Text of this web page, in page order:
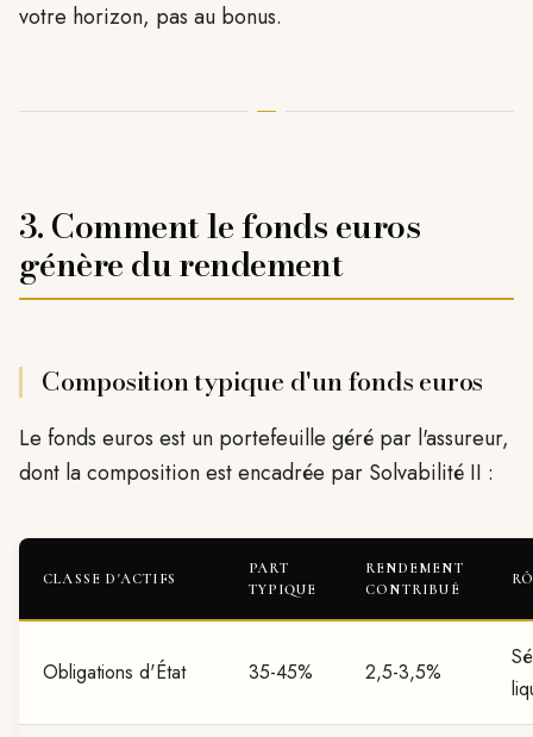
votre horizon, pas au bonus.
3. Comment le fonds euros
génère du rendement
Composition typique d'un fonds euros
Le fonds euros est un portefeuille géré par l'assureur,
dont la composition est encadrée par Solvabilité II :
CLASSE D'ACTIFS
PART
TYPIQUE
RENDEMENT
CONTRIBUÉ
Obligations d'État 35-45% 2,5-3,5%